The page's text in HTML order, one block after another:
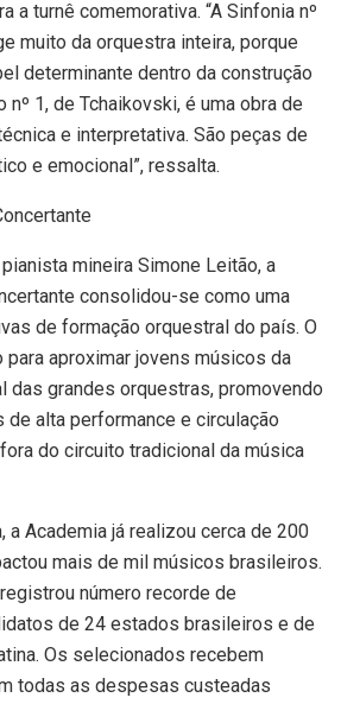
a turnê comemorativa. “A Sinfonia nº
muito da orquestra inteira, porque
determinante dentro da construção
nº 1, de Tchaikovski, é uma obra de
e interpretativa. São peças de
e emocional”, ressalta.
mineira Simone Leitão, a
consolidou-se como uma
de formação orquestral do país. O
aproximar jovens músicos da
das grandes orquestras, promovendo
alta performance e circulação
do circuito tradicional da música
a Academia já realizou cerca de 200
mais de mil músicos brasileiros.
número recorde de
de 24 estados brasileiros e de
Os selecionados recebem
todas as despesas custeadas